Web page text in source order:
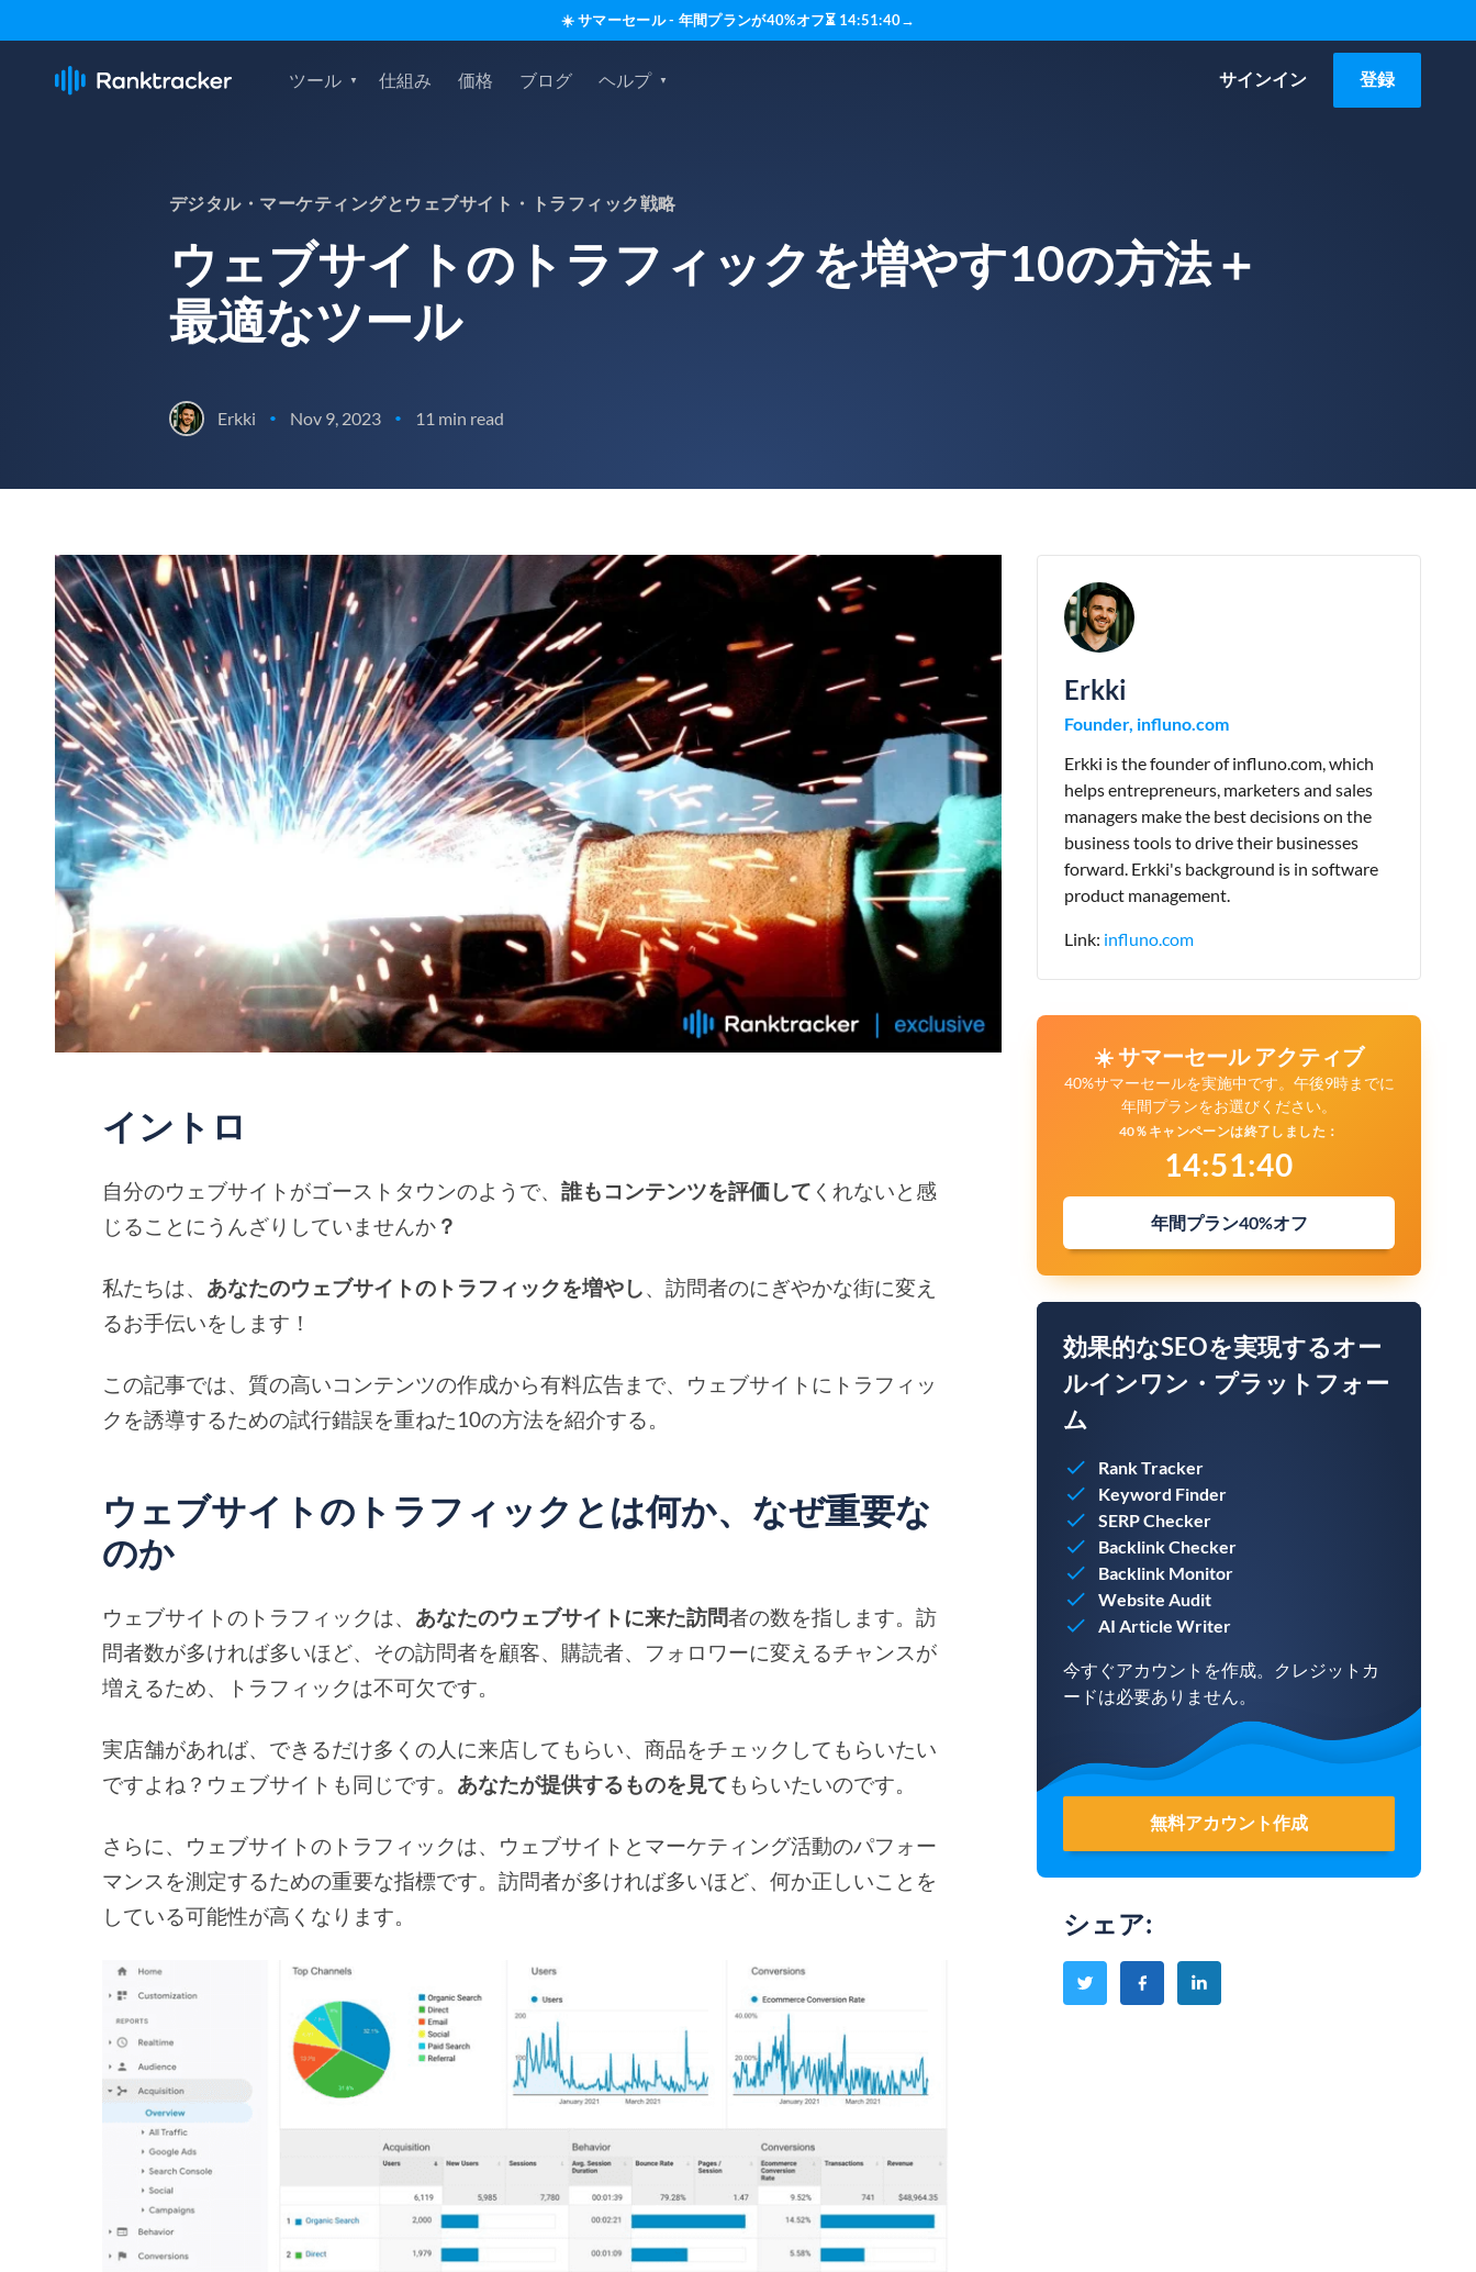
☀️ サマーセール - 年間プランが40%オフ⏳ 14:51:39→
ツール 仕組み 価格 ブログ ヘルプ サインイン 登録
デジタル・マーケティングとウェブサイト・トラフィック戦略
ウェブサイトのトラフィックを増やす10の方法＋
最適なツール
Erkki • Nov 9, 2023 • 11 min read
イントロ
自分のウェブサイトがゴーストタウンのようで、誰もコンテンツを評価して くれないと感
じることにうんざりしていませんか ？
私たちは、 あなたのウェブサイトのトラフィックを増やし 、訪問者のにぎやかな街に変え
るお手伝いをします！
この記事では、質の高いコンテンツの作成から有料広告まで、ウェブサイトにトラフィッ
クを誘導するための試行錯誤を重ねた10の方法を紹介する。
ウェブサイトのトラフィックとは何か、なぜ重要な
のか
ウェブサイトのトラフィックは、 あなたのウェブサイトに来た訪問者の数を指します。訪
問者数が多ければ多いほど、その訪問者を顧客、購読者、フォロワーに変えるチャンスが
増えるため、トラフィックは不可欠です。
実店舗があれば、できるだけ多くの人に来店してもらい、商品をチェックしてもらいたい
ですよね？ウェブサイトも同じです。 あなたが提供するものを見てもらいたいのです。
さらに、ウェブサイトのトラフィックは、ウェブサイトとマーケティング活動のパフォー
マンスを測定するための重要な指標です。訪問者が多ければ多いほど、何か正しいことを
している可能性が高くなります。
Erkki
Founder, influno.com
Erkki is the founder of influno.com, which
helps entrepreneurs, marketers and sales
managers make the best decisions on the
business tools to drive their businesses
forward. Erkki's background is in software
product management.
Link: influno.com
☀️ サマーセール アクティブ
40%サマーセールを実施中です。午後9時までに
年間プランをお選びください。
40％キャンペーンは終了しました：
14:51:39
年間プラン40%オフ
効果的なSEOを実現するオー
ルインワン・プラットフォー
ム
Rank Tracker
Keyword Finder
SERP Checker
Backlink Checker
Backlink Monitor
Website Audit
AI Article Writer
今すぐアカウントを作成。クレジットカ
ードは必要ありません。
無料アカウント作成
シェア: